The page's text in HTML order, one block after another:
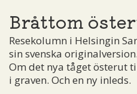
Bråttom
Resekolumn i Helsingin
sin svenska originalversion.
Om det nya tåget österut
i graven. Och en ny inleds.